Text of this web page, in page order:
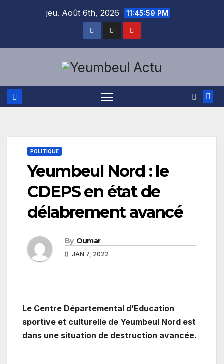
jeu. Août 6th, 2026 11:46:00 PM
POLITIQUE
Yeumbeul Nord : le
CDEPS en état de
délabrement avancé
By Oumar
JAN 7, 2022
Le Centre Départemental d’Education
sportive et culturelle de Yeumbeul Nord est
dans une situation de destruction avancée.